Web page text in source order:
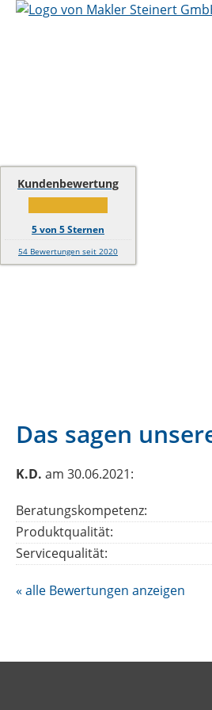
Kundenbewertung
5von 5Sternen
54 Bewertungen seit 2020
Das sagen
K.D. am 30.06.2021:
Beratungskompetenz:
Produktqualität:
Servicequalität:
« alle Bewertungen anzeigen